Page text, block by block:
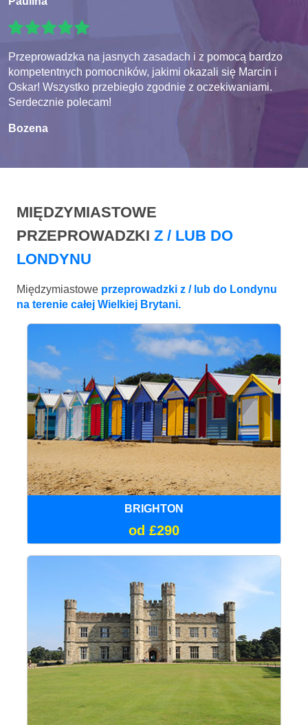
Przeprowadzka na jasnych zasadach i z pomocą bardzo
kompetentnych pomocników, jakimi okazali się Marcin i
Oskar! Wszystko przebiegło zgodnie z oczekiwaniami.
Serdecznie polecam!
Bozena
MIĘDZYMIASTOWE
PRZEPROWADZKI Z / LUB DO
LONDYNU
Międzymiastowe przeprowadzki z / lub do Londynu
na terenie całej Wielkiej Brytani.
BRIGHTON
od £290